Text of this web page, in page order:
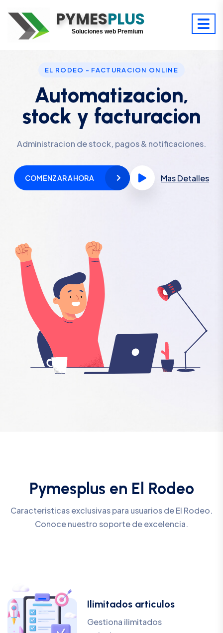
PYMESPLUS
Digitaliza tu éxito
Soluciones web Premium
EL RODEO - FACTURACION ONLINE
Automatizacion,
stock y facturacion
Administracion de stock, pagos & notificaciones.
COMENZAR AHORA Mas Detalles
Pymesplus en El Rodeo
Caracteristicas exclusivas para usuarios de El Rodeo.
Conoce nuestro soporte de excelencia.
Ilimitados articulos
Gestiona ilimitados